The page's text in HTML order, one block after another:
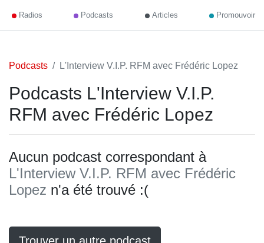
Radios Podcasts Articles Promouvoir
Podcasts L'Interview V.I.P. RFM avec Frédéric Lopez
Podcasts L'Interview V.I.P.
RFM avec Frédéric Lopez
Aucun podcast correspondant à
L'Interview V.I.P. RFM avec Frédéric
Lopez n'a été trouvé :(